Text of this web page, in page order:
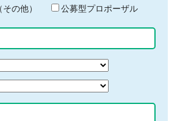
の他）
公募型プロポーザル